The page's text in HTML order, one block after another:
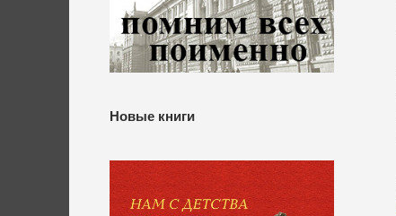
Новые книги